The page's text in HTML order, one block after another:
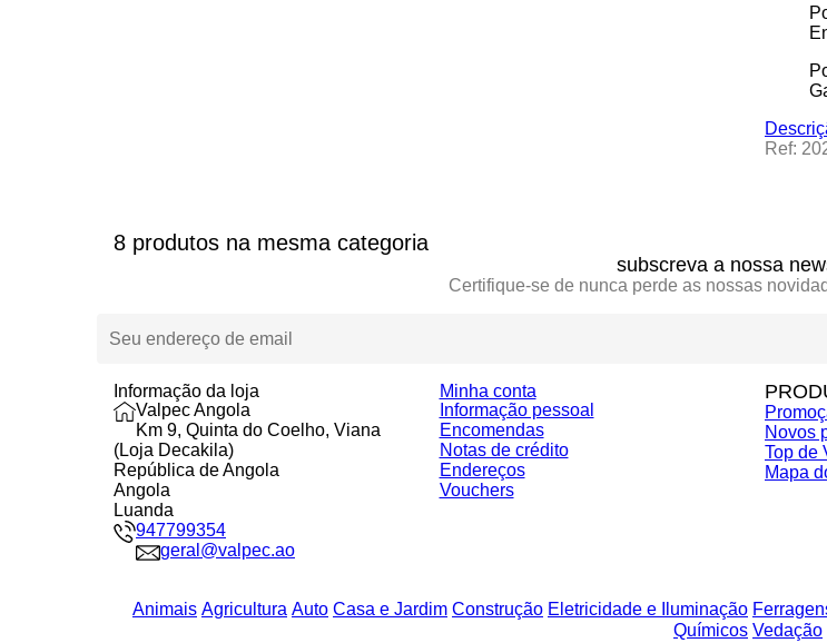
Ref:
8 produtos na mesma categoria
subscreva a nossa
Certifique-se de nunca perde as nossas
Informação da loja
Valpec Angola
Km 9, Quinta do Coelho, Viana
(Loja Decakila)
República de Angola
Angola
Luanda
947799354
geral@valpec.ao
Minha conta
Informação pessoal
Encomendas
Notas de crédito
Endereços
Vouchers
Novos
Top de
Mapa
Animais Agricultura Auto Casa e Jardim Construção Eletricidade e Iluminação
Químicos Vedação